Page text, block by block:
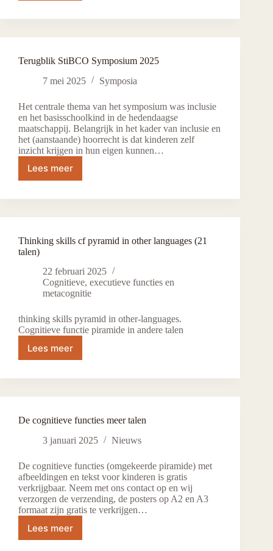
de
cognitieve
executieve
Terugblik StiBCO Symposium 2025
7 mei 2025
Symposia
Het centrale thema van het symposium was inclusie
en het basisschoolkind in de hedendaagse
maatschappij. Belangrijk in het kader van inclusie en
het (aanstaande) hoorrecht is dat kinderen zelf
inzicht krijgen in hun eigen kunnen…
Lees meer
Terugblik
StiBCO
Symposium
Thinking skills cf pyramid in other languages (21
talen)
22 februari 2025
Cognitieve, executieve functies en
metacognitie
thinking skills pyramid in other-languages.
Cognitieve functie piramide in andere talen
Lees meer
Thinking
cf
in
languages
(21
talen)
De cognitieve functies meer talen
3 januari 2025
Nieuws
De cognitieve functies (omgekeerde piramide) met
afbeeldingen en tekst voor kinderen is gratis
verkrijgbaar. Neem met ons contact op en wij
verzorgen de verzending, de posters op A2 en A3
formaat zijn gratis te verkrijgen…
Lees meer
De